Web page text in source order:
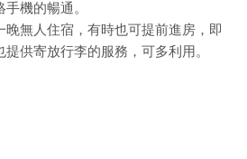
機的暢通。
無人住宿，有時也可提前進房，即
供寄放行李的服務，可多利用。